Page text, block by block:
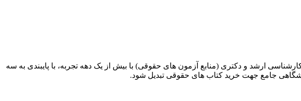
ارشد و دکتری (منابع آزمون های حقوقی) با بیش از یک دهه تجربه، با پایبندی به سه
جامع جهت خرید کتاب های حقوقی تبدیل شود.